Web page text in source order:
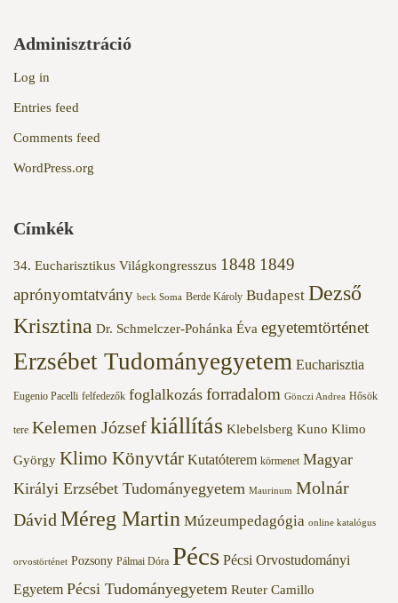
Adminisztráció
Log in
Entries feed
Comments feed
WordPress.org
Címkék
34. Eucharisztikus Világkongresszus 1848 1849
aprónyomtatvány beck Soma Berde Károly Budapest Dezső
Krisztina Dr. Schmelczer-Pohánka Éva egyetemtörténet
Erzsébet Tudományegyetem Eucharisztia
Eugenio Pacelli felfedezők foglalkozás forradalom Gönczi Andrea Hősök
tere Kelemen Józsefkiállítás Klebelsberg Kuno Klimo
György Klimo Könyvtár Kutatóterem körmenet Magyar
Királyi Erzsébet Tudományegyetem Maurinum Molnár
Dávid Méreg Martin Múzeumpedagógia online katalógus
orvostörténet Pozsony Pálmai Dóra Pécs Pécsi Orvostudományi
Egyetem Pécsi Tudományegyetem Reuter Camillo